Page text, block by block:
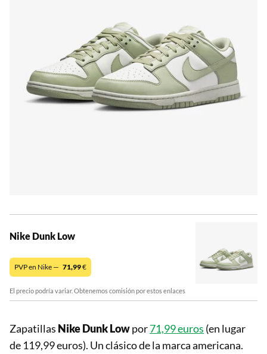
Nike Dunk Low
PVP en Nike — 71,99€
El precio podría variar. Obtenemos comisión por estos enlaces
Zapatillas Nike Dunk Lowpor71,99 euros (en lugar
de 119,99 euros). Un clásico de la marca americana.